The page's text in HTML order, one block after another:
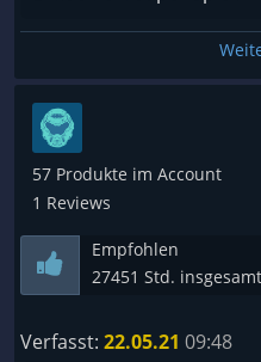
57 Produkte im Account
1 Reviews
Empfohlen
27451 Std. insgesamt
Verfasst: 22.05.21 09:48